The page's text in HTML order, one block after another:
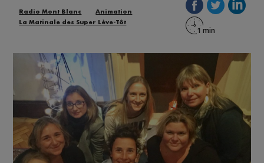
Radio Mont Blanc
Animation
La Matinale des Super Lève-Tôt